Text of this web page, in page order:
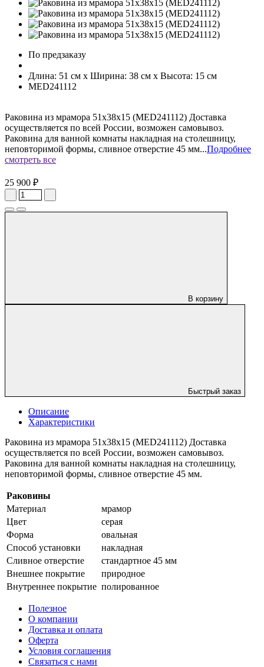
По предзаказу
Длина: 51 см x Ширина: 38 см x Высота: 15 см
MED241112
Раковина из мрамора 51х38х15 (MED241112) Доставка
осуществляется по всей России, возможен самовывоз.
Раковина для ванной комнаты накладная на столешницу,
неповторимой формы, сливное отверстие 45 мм...Подробнее
смотреть все
25 900 ₽
В корзину
Быстрый заказ
Описание
Характеристики
Раковина из мрамора 51х38х15 (MED241112) Доставка
осуществляется по всей России, возможен самовывоз.
Раковина для ванной комнаты накладная на столешницу,
неповторимой формы, сливное отверстие 45 мм.
Раковины
Материал
мрамор
Цвет
серая
Форма
овальная
Способ установки
накладная
Сливное отверстие
стандартное 45 мм
Внешнее покрытие
природное
Внутреннее покрытие полированное
Полезное
О компании
Доставка и оплата
Оферта
Условия соглашения
Связаться с нами